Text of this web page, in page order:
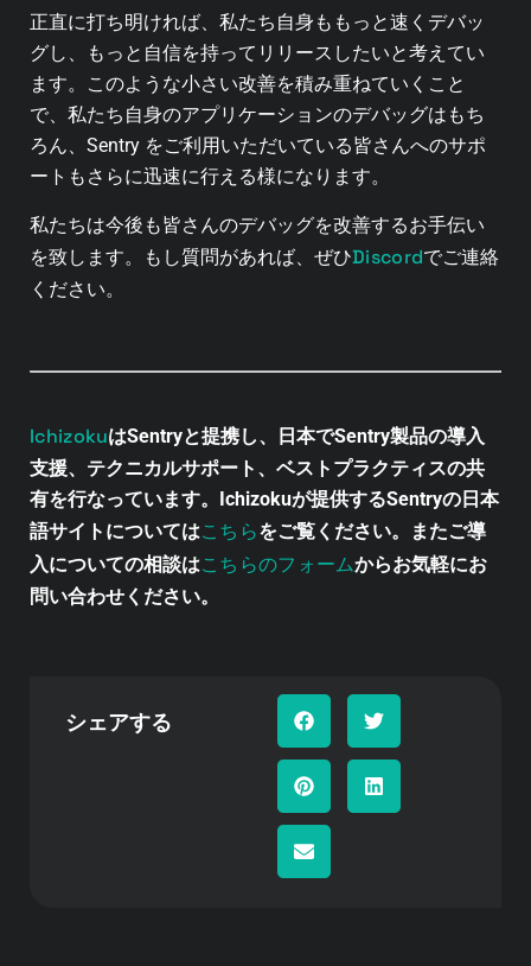
正直に打ち明ければ、私たち自身ももっと速くデバッ
グし、もっと自信を持ってリリースしたいと考えてい
ます。このような小さい改善を積み重ねていくこと
で、私たち自身のアプリケーションのデバッグはもち
ろん、Sentry をご利用いただいている皆さんへのサポ
ートもさらに迅速に行える様になります。
私たちは今後も皆さんのデバッグを改善するお手伝い
を致します。
もし質問があれば、ぜひDiscordでご連絡
ください。
IchizokuはSentryと提携し、日本でSentry製品の導入
支援、テクニカルサポート、ベストプラクティスの共
有を行なっています。Ichizokuが提供するSentryの日本
語サイトについてはこちらをご覧ください。またご導
入についての相談はこちらのフォームからお気軽にお
問い合わせください。
シェアする